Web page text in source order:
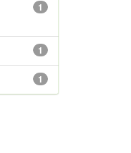
1
1
1